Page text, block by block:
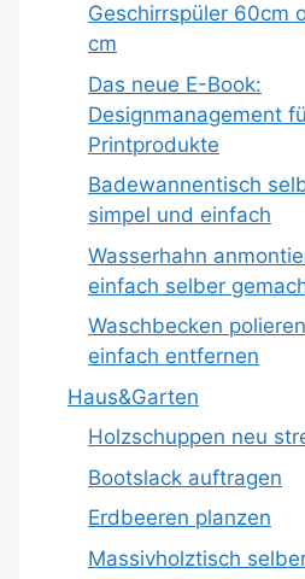
Geschirrspüler 60cm
cm
Das neue E-Book:
Designmanagement
Printprodukte
Badewannentisch
simpel und einfach
Wasserhahn
einfach selber
Waschbecken
einfach entfernen
Haus&Garten
Holzschuppen neu
Bootslack auftragen
Erdbeeren planzen
Massivholztisch